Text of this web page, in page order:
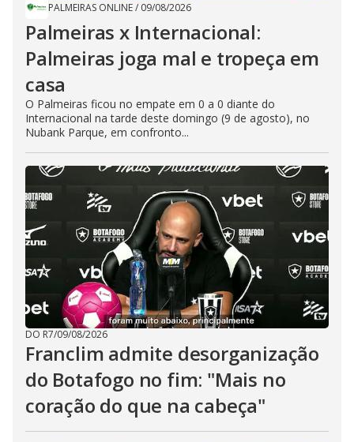
PALMEIRAS ONLINE/ 09/08/2026
Palmeiras x Internacional:
Palmeiras joga mal e tropeça em
casa
O Palmeiras ficou no empate em 0 a 0 diante do
Internacional na tarde deste domingo (9 de agosto), no
Nubank Parque, em confronto...
DO R7/09/08/2026
Franclim admite desorganização
do Botafogo no fim: "Mais no
coração do que na cabeça"